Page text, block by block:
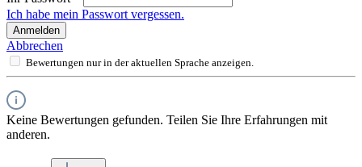
Ich habe mein Passwort vergessen.
Anmelden
Abbrechen
Bewertungen nur in der aktuellen Sprache anzeigen.
Keine Bewertungen gefunden. Teilen Sie Ihre Erfahrungen mit
anderen.